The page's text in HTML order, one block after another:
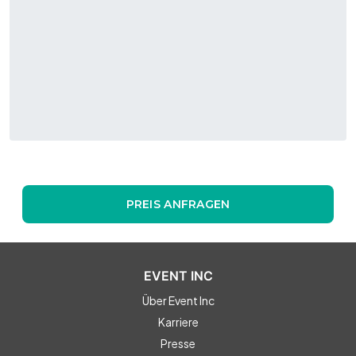
eine kreative Umgebung unterstreichen den innovativen
Charakter des Maschinenraums und machen ihn zu einer
außergewöhnlichen Eventlocation für Unternehmen.
PREIS ANFRAGEN
EVENT INC
Über Event Inc
Karriere
Presse